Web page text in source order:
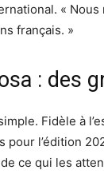
«
français. »
: des
Fidèle à
pour l’édition
ce qui les